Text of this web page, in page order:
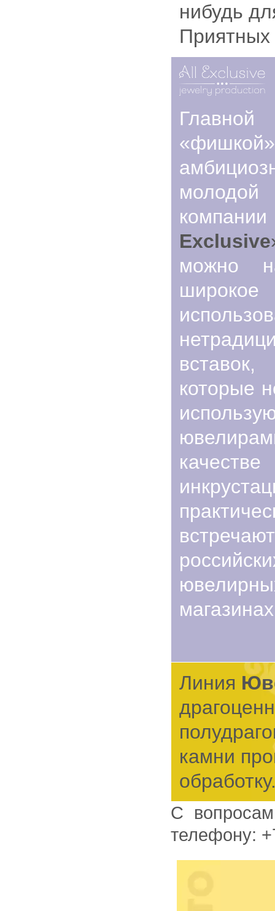
нибудь
Приятных
Главной
«фишкой»
молодой
Exclusive
можно
широкое
вставок,
которые
качестве
Линия
камни
С вопросами и предложениями, пожалуйста, обращайтесь по
телефону: